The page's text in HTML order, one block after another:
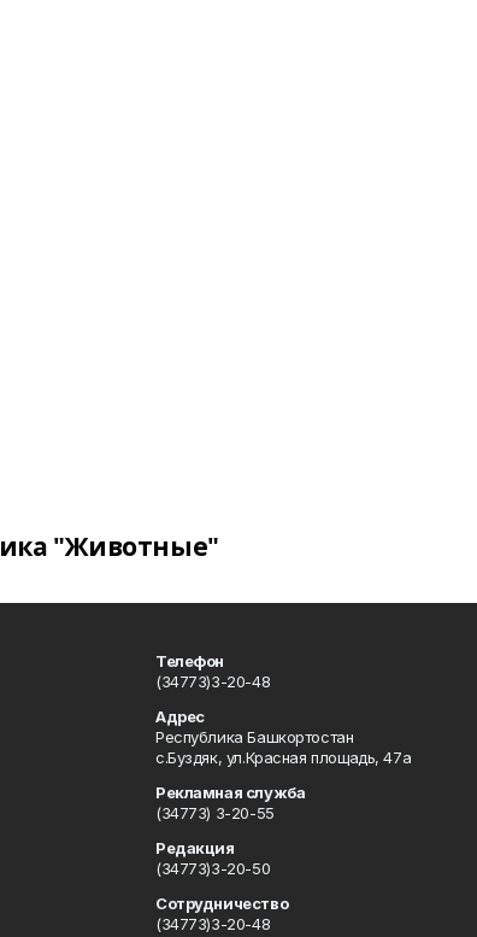
"Животные"
Телефон
(34773)3-20-48
Адрес
Республика Башкортостан
с.Буздяк, ул.Красная площадь, 47а
Рекламная служба
(34773) 3-20-55
Редакция
(34773)3-20-50
Сотрудничество
(34773)3-20-48